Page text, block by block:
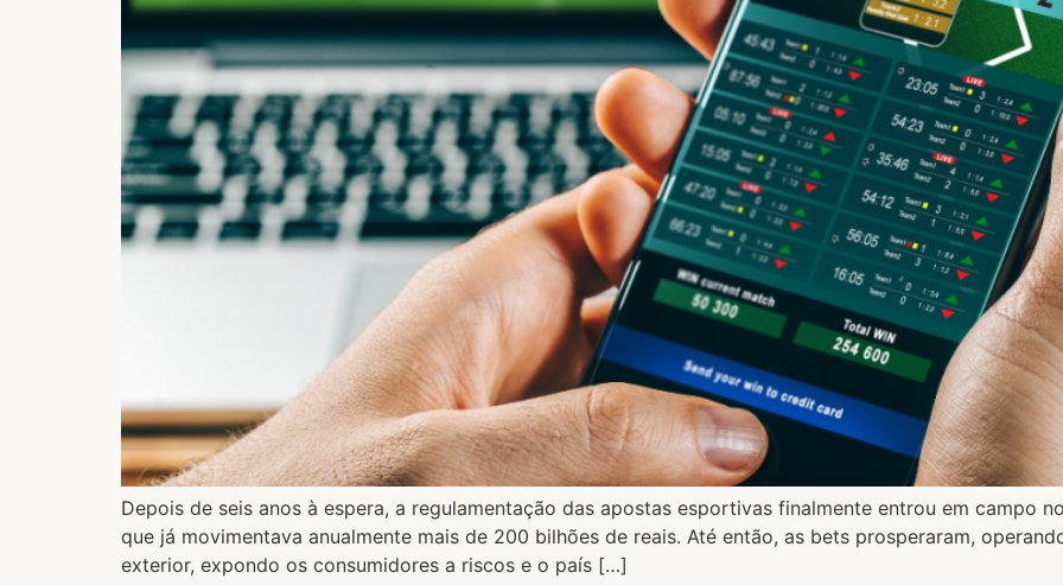
Depois de seis anos à espera, a regulamentação das apostas esportivas finalmente entrou em campo
que já movimentava anualmente mais de 200 bilhões de reais. Até então, as bets prosperaram,
exterior, expondo os consumidores a riscos e o país […]